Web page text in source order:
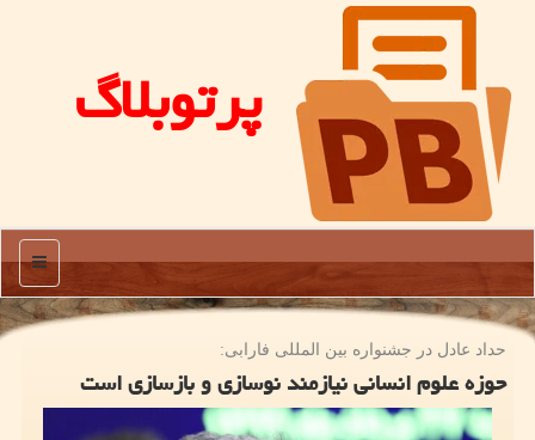
پرتوبلاگ
منو
حداد عادل در جشنواره بین المللی فارابی:
حوزه علوم انسانی نیازمند نوسازی و بازسازی است